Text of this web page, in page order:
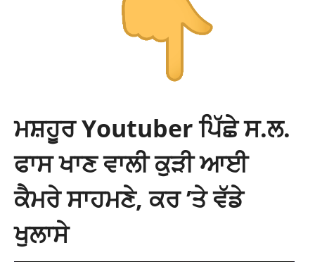
ਮਸ਼ਹੂਰ Youtuber ਪਿੱਛੇ ਸ.ਲ.
ਫਾਸ ਖਾਣ ਵਾਲੀ ਕੁੜੀ ਆਈ
ਕੈਮਰੇ ਸਾਹਮਣੇ, ਕਰ ’ਤੇ ਵੱਡੇ
ਖੁਲਾਸੇ